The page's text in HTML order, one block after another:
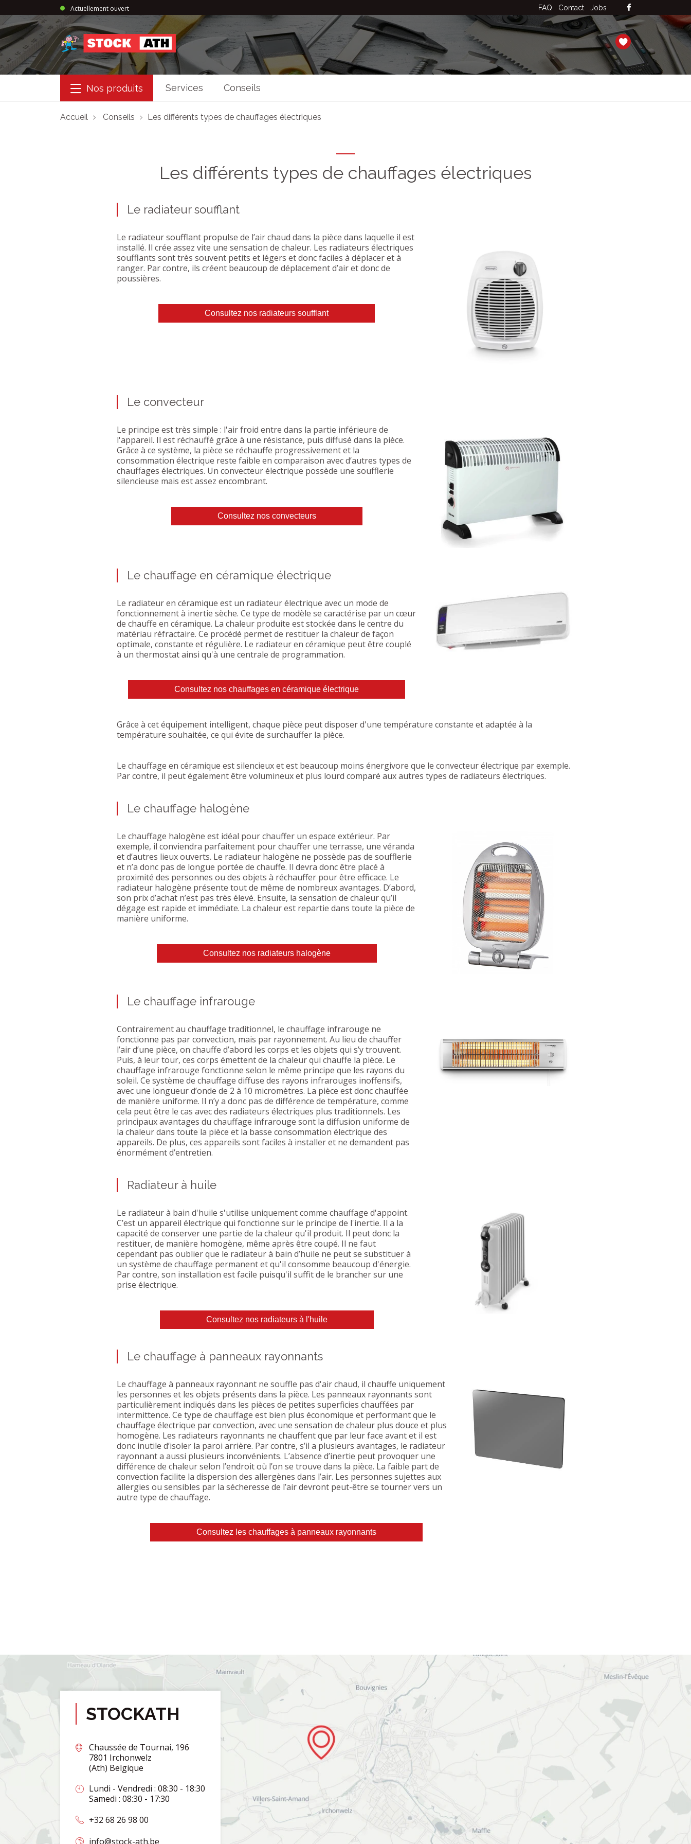
Actuellement ouvert FAQ Contact Jobs
StockAth
Nos produits Services Conseils
Accueil Conseils Les différents types de chauffages électriques
Les différents types de chauffages électriques
Le radiateur soufflant
Le radiateur soufflant propulse de l’air chaud dans la pièce dans laquelle il est
installé. Il crée assez vite une sensation de chaleur. Les radiateurs électriques
soufflants sont très souvent petits et légers et donc faciles à déplacer et à
ranger. Par contre, ils créent beaucoup de déplacement d’air et donc de
poussières.
Consultez nos radiateurs soufflant
Le convecteur
Le principe est très simple : l'air froid entre dans la partie inférieure de
l'appareil. Il est réchauffé grâce à une résistance, puis diffusé dans la pièce.
Grâce à ce système, la pièce se réchauffe progressivement et la
consommation électrique reste faible en comparaison avec d’autres types de
chauffages électriques. Un convecteur électrique possède une soufflerie
silencieuse mais est assez encombrant.
Consultez nos convecteurs
Le chauffage en céramique électrique
Le radiateur en céramique est un radiateur électrique avec un mode de
fonctionnement à inertie sèche. Ce type de modèle se caractérise par un cœur
de chauffe en céramique. La chaleur produite est stockée dans le centre du
matériau réfractaire. Ce procédé permet de restituer la chaleur de façon
optimale, constante et régulière. Le radiateur en céramique peut être couplé
à un thermostat ainsi qu'à une centrale de programmation.
Consultez nos chauffages en céramique électrique
Grâce à cet équipement intelligent, chaque pièce peut disposer d'une température constante et adaptée à la
température souhaitée, ce qui évite de surchauffer la pièce.
Le chauffage en céramique est silencieux et est beaucoup moins énergivore que le convecteur électrique par exemple.
Par contre, il peut également être volumineux et plus lourd comparé aux autres types de radiateurs électriques.
Le chauffage halogène
Le chauffage halogène est idéal pour chauffer un espace extérieur. Par
exemple, il conviendra parfaitement pour chauffer une terrasse, une véranda
et d’autres lieux ouverts. Le radiateur halogène ne possède pas de soufflerie
et n’a donc pas de longue portée de chauffe. Il devra donc être placé à
proximité des personnes ou des objets à réchauffer pour être efficace. Le
radiateur halogène présente tout de même de nombreux avantages. D’abord,
son prix d’achat n’est pas très élevé. Ensuite, la sensation de chaleur qu’il
dégage est rapide et immédiate. La chaleur est repartie dans toute la pièce de
manière uniforme.
Consultez nos radiateurs halogène
Le chauffage infrarouge
Contrairement au chauffage traditionnel, le chauffage infrarouge ne
fonctionne pas par convection, mais par rayonnement. Au lieu de chauffer
l’air d’une pièce, on chauffe d’abord les corps et les objets qui s’y trouvent.
Puis, à leur tour, ces corps émettent de la chaleur qui chauffe la pièce. Le
chauffage infrarouge fonctionne selon le même principe que les rayons du
soleil. Ce système de chauffage diffuse des rayons infrarouges inoffensifs,
avec une longueur d’onde de 2 à 10 micromètres. La pièce est donc chauffée
de manière uniforme. Il n’y a donc pas de différence de température, comme
cela peut être le cas avec des radiateurs électriques plus traditionnels. Les
principaux avantages du chauffage infrarouge sont la diffusion uniforme de
la chaleur dans toute la pièce et la basse consommation électrique des
appareils. De plus, ces appareils sont faciles à installer et ne demandent pas
énormément d’entretien.
Radiateur à huile
Le radiateur à bain d'huile s'utilise uniquement comme chauffage d'appoint.
C’est un appareil électrique qui fonctionne sur le principe de l'inertie. Il a la
capacité de conserver une partie de la chaleur qu'il produit. Il peut donc la
restituer, de manière homogène, même après être coupé. Il ne faut
cependant pas oublier que le radiateur à bain d’huile ne peut se substituer à
un système de chauffage permanent et qu'il consomme beaucoup d'énergie.
Par contre, son installation est facile puisqu'il suffit de le brancher sur une
prise électrique.
Consultez nos radiateurs à l'huile
Le chauffage à panneaux rayonnants
Le chauffage à panneaux rayonnant ne souffle pas d'air chaud, il chauffe uniquement
les personnes et les objets présents dans la pièce. Les panneaux rayonnants sont
particulièrement indiqués dans les pièces de petites superficies chauffées par
intermittence. Ce type de chauffage est bien plus économique et performant que le
chauffage électrique par convection, avec une sensation de chaleur plus douce et plus
homogène. Les radiateurs rayonnants ne chauffent que par leur face avant et il est
donc inutile d’isoler la paroi arrière. Par contre, s’il a plusieurs avantages, le radiateur
rayonnant a aussi plusieurs inconvénients. L’absence d’inertie peut provoquer une
différence de chaleur selon l’endroit où l’on se trouve dans la pièce. La faible part de
convection facilite la dispersion des allergènes dans l’air. Les personnes sujettes aux
allergies ou sensibles par la sécheresse de l’air devront peut-être se tourner vers un
autre type de chauffage.
Consultez les chauffages à panneaux rayonnants
STOCKATH
Chaussée de Tournai, 196
7801 Irchonwelz
(Ath) Belgique
Lundi - Vendredi : 08:30 - 18:30
Samedi : 08:30 - 17:30
+32 68 26 98 00
info@stock-ath.be